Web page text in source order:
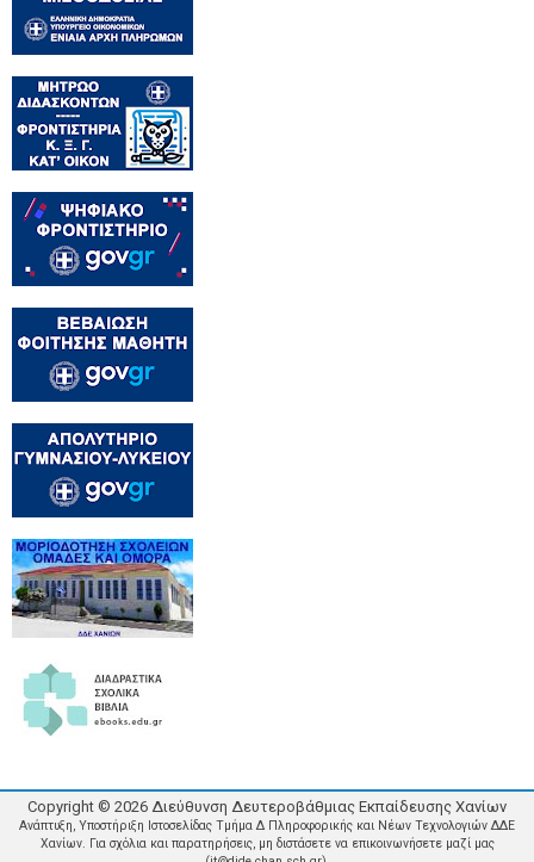
Copyright © 2026 Διεύθυνση Δευτεροβάθμιας Εκπαίδευσης Χανίων
Ανάπτυξη, Υποστήριξη Ιστοσελίδας Τμήμα Δ Πληροφορικής και Νέων Τεχνολογιών ΔΔΕ
Χανίων. Για σχόλια και παρατηρήσεις, μη διστάσετε να επικοινωνήσετε μαζί μας